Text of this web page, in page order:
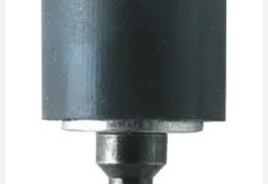
aunque no sepas el nombre exacto